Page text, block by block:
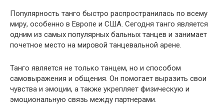
Популярность танго быстро распространилась по всему
миру, особенно в Европе и США. Сегодня танго является
одним из самых популярных бальных танцев и занимает
почетное место на мировой танцевальной арене.
Танго является не только танцем, но и способом
самовыражения и общения. Он помогает выразить свои
чувства и эмоции, а также укрепляет физическую и
эмоциональную связь между партнерами.